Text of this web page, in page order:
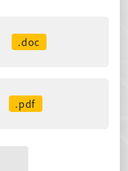
.doc
.pdf